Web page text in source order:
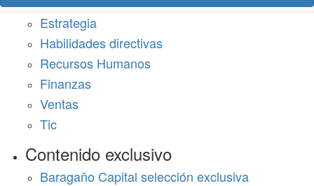
Estrategia
Habilidades directivas
Recursos Humanos
Finanzas
Ventas
Tic
Contenido exclusivo
Baragaño Capital selección exclusiva